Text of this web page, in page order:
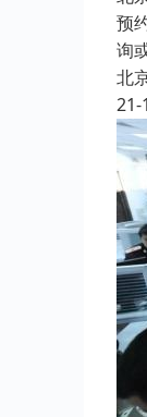
预
询
北
21-